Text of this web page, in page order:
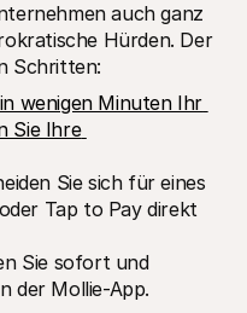
auch ganz
Hürden. Der
Schritten:
wenigen Minuten Ihr
Sie Ihre
Sie sich für eines
Tap to Pay direkt
Sie sofort und
der Mollie-App.